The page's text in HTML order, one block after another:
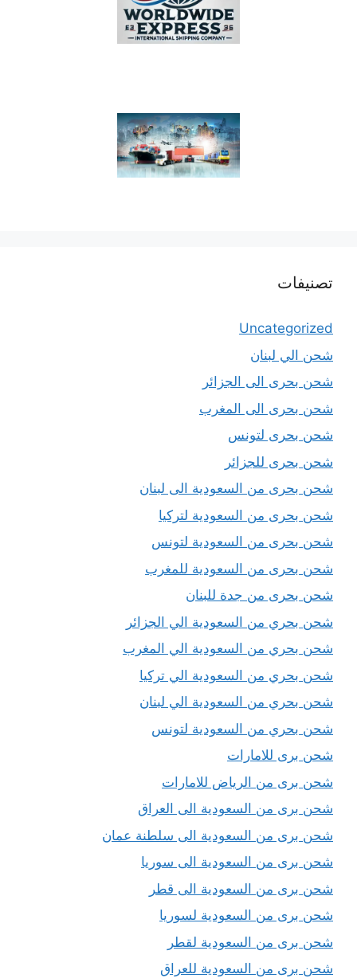
تصنيفات
Uncategorized
شحن الي لبنان
شحن بحرى الى الجزائر
شحن بحرى الى المغرب
شحن بحرى لتونس
شحن بحرى للجزائر
شحن بحرى من السعودية الى لبنان
شحن بحرى من السعودية لتركيا
شحن بحرى من السعودية لتونس
شحن بحرى من السعودية للمغرب
شحن بحرى من جدة للبنان
شحن بحري من السعودية الي الجزائر
شحن بحري من السعودية الي المغرب
شحن بحري من السعودية الي تركيا
شحن بحري من السعودية الي لبنان
شحن بحري من السعودية لتونس
شحن برى للامارات
شحن برى من الرياض للامارات
شحن برى من السعودية الى العراق
شحن برى من السعودية الى سلطنة عمان
شحن برى من السعودية الى سوريا
شحن برى من السعودية الى قطر
شحن برى من السعودية لسوريا
شحن برى من السعودية لقطر
شحن برى من السعودية للعراق